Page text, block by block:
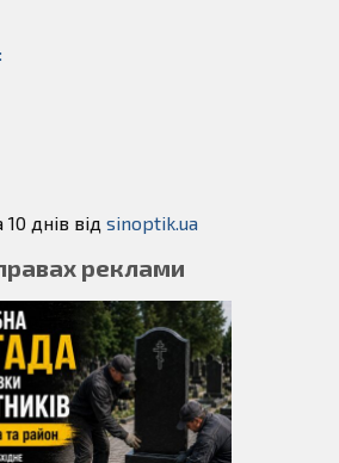
днів від sinoptik.ua
реклами